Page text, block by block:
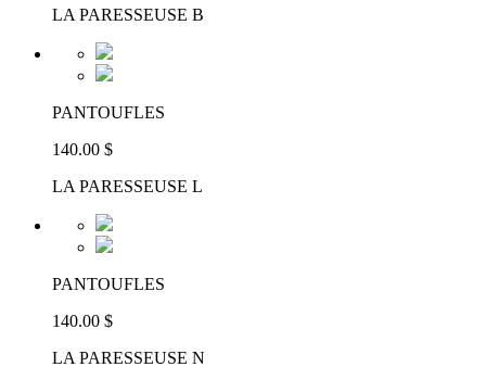
LA PARESSEUSE B
PANTOUFLES
140.00 $
LA PARESSEUSE L
PANTOUFLES
140.00 $
LA PARESSEUSE N